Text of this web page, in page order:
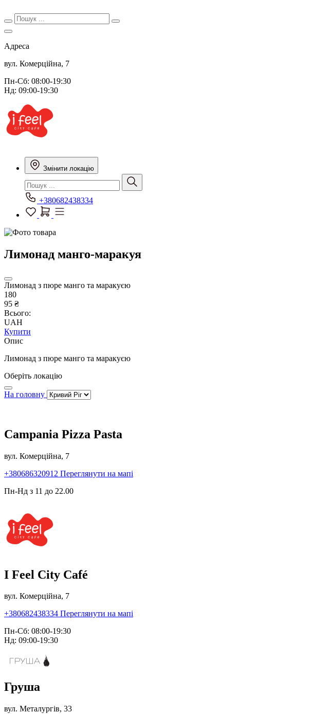
Адреса
вул. Комерційна, 7
Пн-Сб: 08:00-19:30
Нд: 09:00-19:30
Змінити локацію
+380682438334
Лимонад манго-маракуя
Лимонад з пюре манго та маракуєю
180
95 ₴
Всього:
UAH
Купити
Опис
Лимонад з пюре манго та маракуєю
Оберіть локацію
На головну
Campania Pizza Pasta
вул. Комерційна, 7
+380686320912 Переглянути на мапі
Пн-Нд з 11 до 22.00
I Feel City Café
вул. Комерційна, 7
+380682438334 Переглянути на мапі
Пн-Сб: 08:00-19:30
Нд: 09:00-19:30
Груша
вул. Металургів, 33